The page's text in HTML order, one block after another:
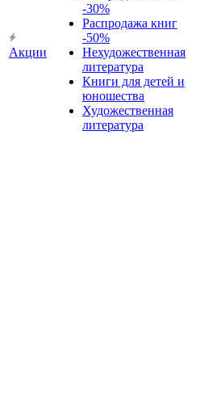
Акции
-30%
Распродажа книг
-50%
Нехудожественная
литература
Книги для детей и
юношества
Художественная
литература